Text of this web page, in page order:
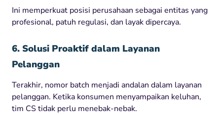
Ini memperkuat posisi perusahaan sebagai entitas yang
profesional, patuh regulasi, dan layak dipercaya.
6. Solusi Proaktif dalam Layanan
Pelanggan
Terakhir, nomor batch menjadi andalan dalam layanan
pelanggan. Ketika konsumen menyampaikan keluhan,
tim CS tidak perlu menebak-nebak.